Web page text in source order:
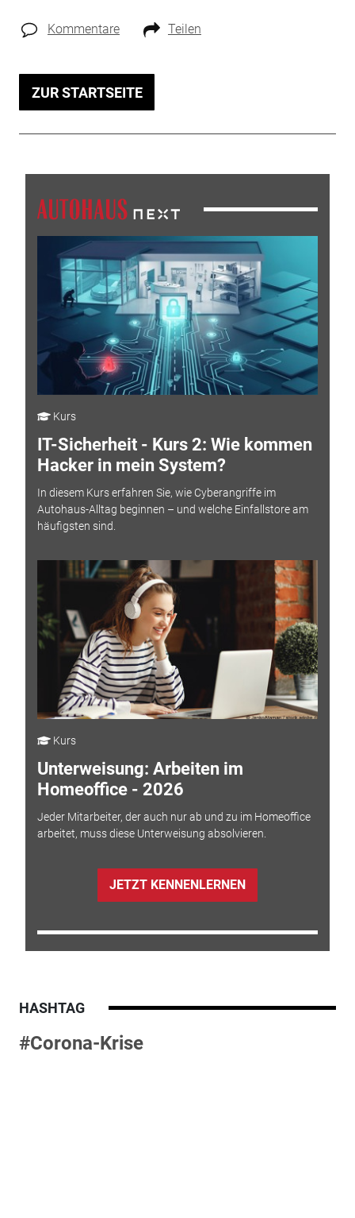
Kommentare Teilen
ZUR STARTSEITE
Kurs
IT-Sicherheit - Kurs 2: Wie kommen
Hacker in mein System?
In diesem Kurs erfahren Sie, wie Cyberangriffe im
Autohaus-Alltag beginnen – und welche Einfallstore am
häufigsten sind.
Kurs
Unterweisung: Arbeiten im
Homeoffice - 2026
Jeder Mitarbeiter, der auch nur ab und zu im Homeoffice
arbeitet, muss diese Unterweisung absolvieren.
JETZT KENNENLERNEN
HASHTAG
#Corona-Krise